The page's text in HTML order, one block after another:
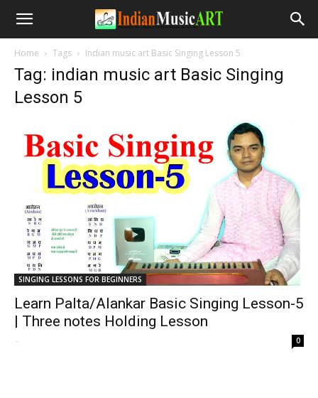
Home Tags Indian music art Basic Singing Lesson 5
Tag: indian music art Basic Singing
Lesson 5
SINGING LESSONS FOR BEGINNERS
Learn Palta/Alankar Basic Singing Lesson-5
| Three notes Holding Lesson
- 0